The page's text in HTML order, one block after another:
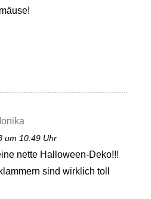
um 10:49 Uhr
nette Halloween-Deko!!!
sind wirklich toll